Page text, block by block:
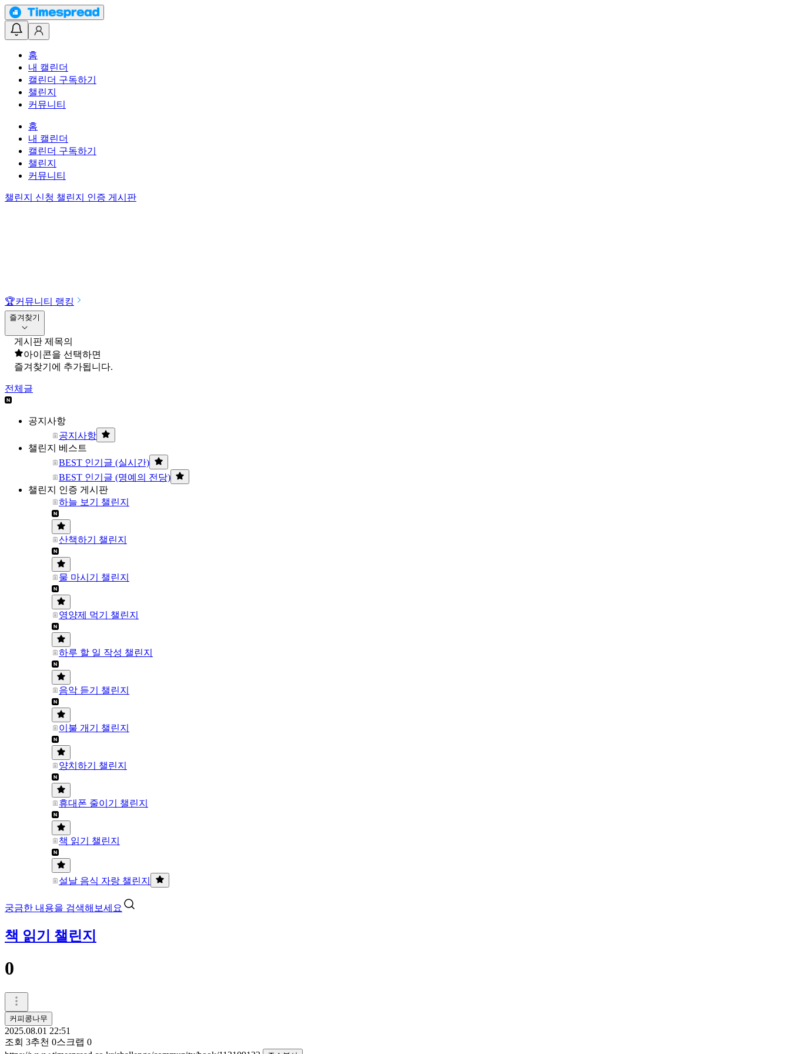
홈
내 캘린더
캘린더 구독하기
챌린지
커뮤니티
홈
내 캘린더
캘린더 구독하기
챌린지
커뮤니티
챌린지 신청 챌린지 인증 게시판
🏆커뮤니티 랭킹
즐겨찾기
게시판 제목의
아이콘을 선택하면
즐겨찾기에 추가됩니다.
전체글
공지사항
공지사항
챌린지 베스트
BEST 인기글 (실시간)
BEST 인기글 (명예의 전당)
챌린지 인증 게시판
하늘 보기 챌린지
산책하기 챌린지
물 마시기 챌린지
영양제 먹기 챌린지
하루 할 일 작성 챌린지
음악 듣기 챌린지
이불 개기 챌린지
양치하기 챌린지
휴대폰 줄이기 챌린지
책 읽기 챌린지
설날 음식 자랑 챌린지
궁금한 내용을 검색해보세요
책 읽기 챌린지
0
커피콩나무
2025.08.01 22:51
조회 3추천 0스크랩 0